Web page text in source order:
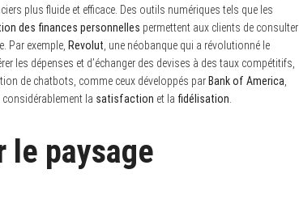
plus fluide et efficace. Des outils numériques tels que les
des finances personnelles permettent aux clients de consulter
Par exemple, Revolut , une néobanque qui a révolutionné le
les dépenses et d’échanger des devises à des taux compétitifs,
de chatbots, comme ceux développés parBank of America
la satisfaction et la fidélisation
le paysage